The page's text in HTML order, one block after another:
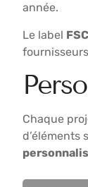
année.
Le label FSC
Chaque
d’éléments